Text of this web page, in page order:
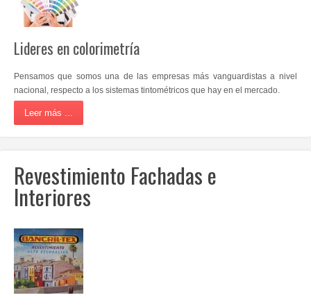
Sistema Aislamiento Térmico SATE
Papeles Pintados
Murales Vinilo Imagine Elite
Dónde estamos
Contacto
Lideres en colorimetría
Pensamos que somos una de las empresas más vanguardistas a nivel
nacional, respecto a los sistemas tintométricos que hay en el mercado.
Leer más ...
Revestimiento Fachadas e
Interiores